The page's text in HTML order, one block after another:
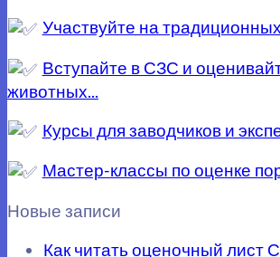
Участвуйте на
Вступайте в СЗС и
животных...
Курсы для заводчиков и
Мастер-классы по оценке
Новые записи
Как читать оценочный лист